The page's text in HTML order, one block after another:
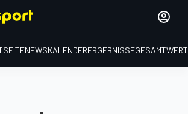
NEWSKALENDERERGEBNISSE